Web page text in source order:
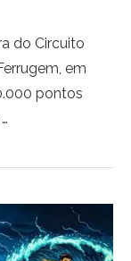
do Circuito
em
pontos